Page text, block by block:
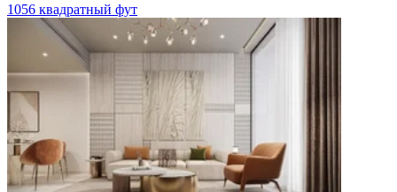
1056 квадратный фут